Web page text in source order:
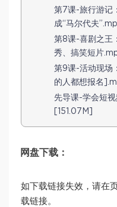
第7课-旅行游记
成“马尔代夫
第8课-喜剧之王
秀、搞笑短片
第9课-活动现场
的人都想报名
先导课-学会短
[151.07M]
网盘下载：
如下载链接失效，请在
载链接。